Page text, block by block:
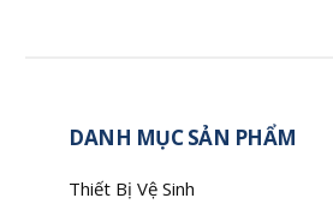
DANH MỤC SẢN PHẨM
Thiết Bị Vệ Sinh